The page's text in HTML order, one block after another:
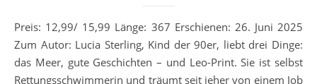
Preis: 12,99/ 15,99 Länge: 367 Erschienen: 26. Juni 2025
Zum Autor: Lucia Sterling, Kind der 90er, liebt drei Dinge:
das Meer, gute Geschichten – und Leo-Print. Sie ist selbst
Rettungsschwimmerin und träumt seit jeher von einem Job